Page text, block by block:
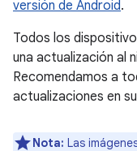
versión de Android.
Todos los
una actualización al
Recomendamos a
actualizaciones en
Nota: Las